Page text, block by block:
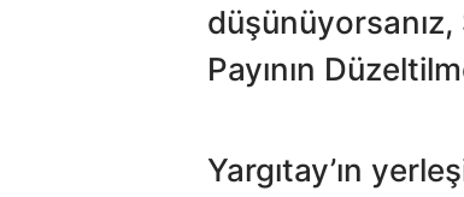
düşünüyorsanız,
Payının
Yargıtay’ın